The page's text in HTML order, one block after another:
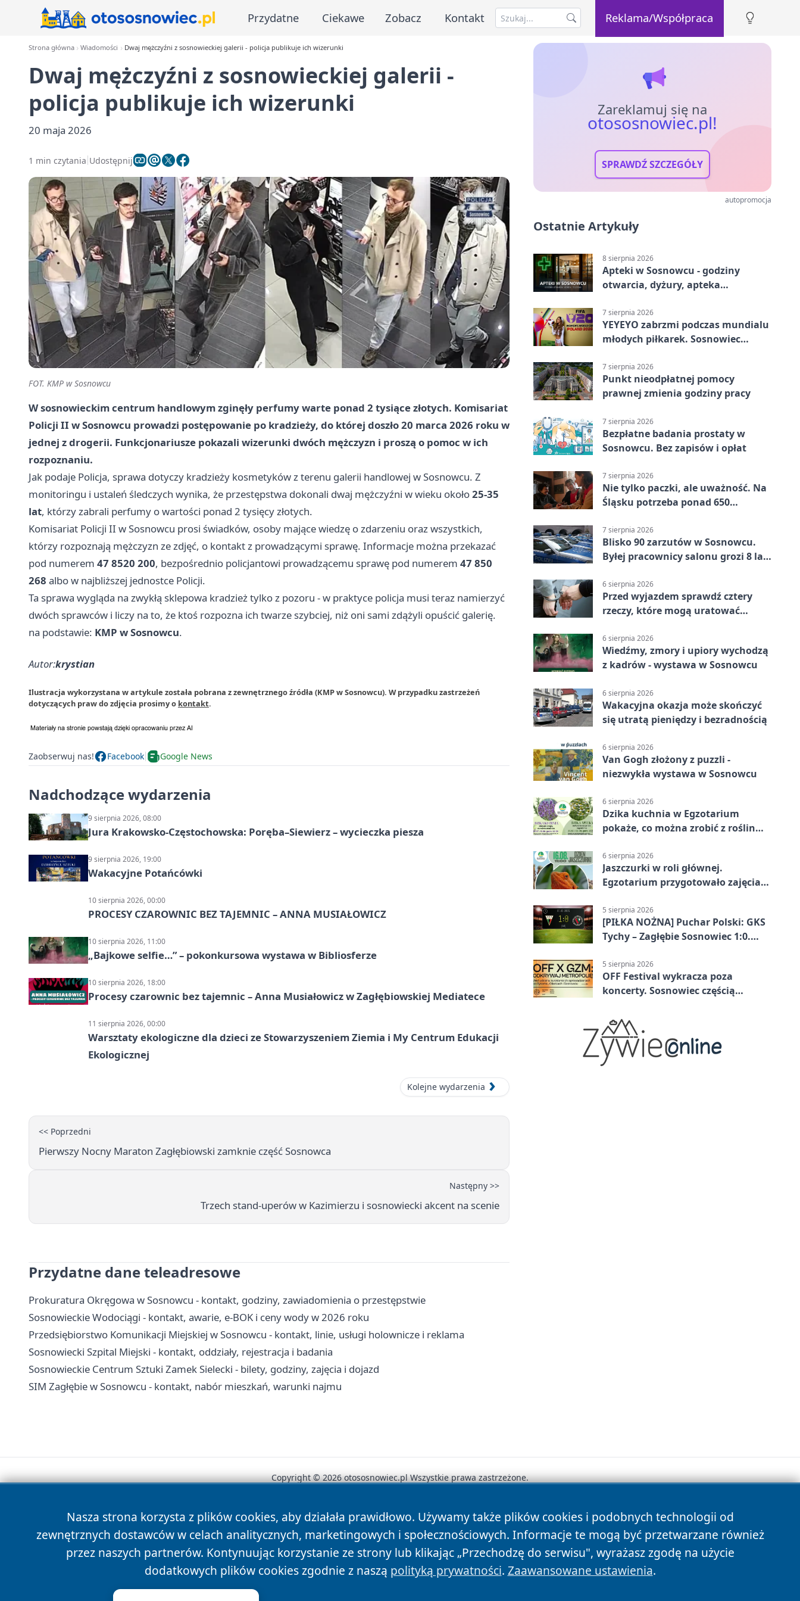
Przydatne Ciekawe Zobacz Kontakt Reklama/Współpraca
Strona główna Wiadomości Dwaj mężczyźni z sosnowieckiej galerii - policja publikuje ich wizerunki
Dwaj mężczyźni z sosnowieckiej galerii -
policja publikuje ich wizerunki
20 maja 2026
1 min czytania Udostępnij
FOT. KMP w Sosnowcu
W sosnowieckim centrum handlowym zginęły perfumy warte ponad 2 tysiące złotych. Komisariat
Policji II w Sosnowcu prowadzi postępowanie po kradzieży, do której doszło 20 marca 2026 roku w
jednej z drogerii. Funkcjonariusze pokazali wizerunki dwóch mężczyzn i proszą o pomoc w ich
rozpoznaniu.
Jak podaje Policja, sprawa dotyczy kradzieży kosmetyków z terenu galerii handlowej w Sosnowcu. Z
monitoringu i ustaleń śledczych wynika, że przestępstwa dokonali dwaj mężczyźni w wieku około25-35
lat, którzy zabrali perfumy o wartości ponad 2 tysięcy złotych.
Komisariat Policji II w Sosnowcu prosi świadków, osoby mające wiedzę o zdarzeniu oraz wszystkich,
którzy rozpoznają mężczyzn ze zdjęć, o kontakt z prowadzącymi sprawę. Informacje można przekazać
pod numerem 47 8520 200, bezpośrednio policjantowi prowadzącemu sprawę pod numerem 47 850
268 albo w najbliższej jednostce Policji.
Ta sprawa wygląda na zwykłą sklepowa kradzież tylko z pozoru - w praktyce policja musi teraz namierzyć
dwóch sprawców i liczy na to, że ktoś rozpozna ich twarze szybciej, niż oni sami zdążyli opuścić galerię.
na podstawie: KMP w Sosnowcu.
Autor:krystian
Ilustracja wykorzystana w artykule została pobrana z zewnętrznego źródła (KMP w Sosnowcu). W przypadku zastrzeżeń
dotyczących praw do zdjęcia prosimy o kontakt.
Zaobserwuj nas! Facebook Google News
Nadchodzące wydarzenia
9 sierpnia 2026, 08:00
Jura Krakowsko-Częstochowska: Poręba–Siewierz – wycieczka piesza
9 sierpnia 2026, 19:00
Wakacyjne Potańcówki
10 sierpnia 2026, 00:00
PROCESY CZAROWNIC BEZ TAJEMNIC – ANNA MUSIAŁOWICZ
10 sierpnia 2026, 11:00
„Bajkowe selfie…” – pokonkursowa wystawa w Bibliosferze
10 sierpnia 2026, 18:00
Procesy czarownic bez tajemnic – Anna Musiałowicz w Zagłębiowskiej Mediatece
11 sierpnia 2026, 00:00
Warsztaty ekologiczne dla dzieci ze Stowarzyszeniem Ziemia i My Centrum Edukacji
Ekologicznej
Kolejne wydarzenia
<< Poprzedni
Pierwszy Nocny Maraton Zagłębiowski zamknie część Sosnowca
Następny >>
Trzech stand-uperów w Kazimierzu i sosnowiecki akcent na scenie
Przydatne dane teleadresowe
Prokuratura Okręgowa w Sosnowcu - kontakt, godziny, zawiadomienia o przestępstwie
Sosnowieckie Wodociągi - kontakt, awarie, e-BOK i ceny wody w 2026 roku
Przedsiębiorstwo Komunikacji Miejskiej w Sosnowcu - kontakt, linie, usługi holownicze i reklama
Sosnowiecki Szpital Miejski - kontakt, oddziały, rejestracja i badania
Sosnowieckie Centrum Sztuki Zamek Sielecki - bilety, godziny, zajęcia i dojazd
SIM Zagłębie w Sosnowcu - kontakt, nabór mieszkań, warunki najmu
Zareklamuj się na
otososnowiec.pl!
SPRAWDŹ SZCZEGÓŁY
autopromocja
Ostatnie Artykuły
8 sierpnia 2026
Apteki w Sosnowcu - godziny
otwarcia, dyżury, apteka
7 sierpnia 2026
YEYEYO zabrzmi podczas mundialu
młodych piłkarek. Sosnowiec
7 sierpnia 2026
Punkt nieodpłatnej pomocy
prawnej zmienia godziny pracy
7 sierpnia 2026
Bezpłatne badania prostaty w
Sosnowcu. Bez zapisów i opłat
7 sierpnia 2026
Nie tylko paczki, ale uważność. Na
Śląsku potrzeba ponad 650
7 sierpnia 2026
Blisko 90 zarzutów w Sosnowcu.
Byłej pracownicy salonu grozi 8 lat
6 sierpnia 2026
Przed wyjazdem sprawdź cztery
rzeczy, które mogą uratować
6 sierpnia 2026
Wiedźmy, zmory i upiory wychodzą
z kadrów - wystawa w Sosnowcu
6 sierpnia 2026
Wakacyjna okazja może skończyć
się utratą pieniędzy i bezradnością
6 sierpnia 2026
Van Gogh złożony z puzzli -
niezwykła wystawa w Sosnowcu
6 sierpnia 2026
Dzika kuchnia w Egzotarium
pokaże, co można zrobić z roślin
6 sierpnia 2026
Jaszczurki w roli głównej.
Egzotarium przygotowało zajęcia
5 sierpnia 2026
[PIŁKA NOŻNA] Puchar Polski: GKS
Tychy – Zagłębie Sosnowiec 1:0.
przed przerwą
5 sierpnia 2026
OFF Festival wykracza poza
koncerty. Sosnowiec częścią
Nasza strona korzysta z plików cookies, aby działała prawidłowo. Używamy także plików cookies i podobnych technologii od
zewnętrznych dostawców w celach analitycznych, marketingowych i społecznościowych. Informacje te mogą być przetwarzane również
przez naszych partnerów. Kontynuując korzystanie ze strony lub klikając „Przechodzę do serwisu", wyrażasz zgodę na użycie
dodatkowych plików cookies zgodnie z naszą polityką prywatności. Zaawansowane ustawienia.
Copyright © 2026 otososnowiec.pl Wszystkie prawa zastrzeżone.
News Autorzy Polityka Prywatności Polityka Cookies